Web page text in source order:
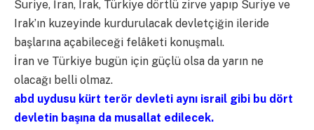
Suriye, İran, Irak, Türkiye dörtlü zirve yapıp Suriye ve
Irak’ın kuzeyinde kurdurulacak devletçiğin ileride
başlarına açabileceği felâketi konuşmalı.
İran ve Türkiye bugün için güçlü olsa da yarın ne
olacağı belli olmaz.
abd uydusu kürt terör devleti aynı israil gibi bu dört
devletin başına da musallat edilecek.